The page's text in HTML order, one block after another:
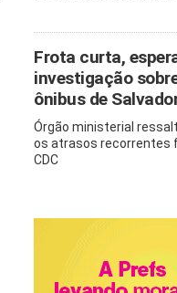
Frota curta,
investigação
ônibus de
Órgão ministerial
os atrasos recorrentes
CDC